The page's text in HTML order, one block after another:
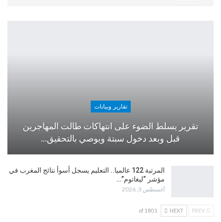
تقارير وبيانات
تقرير يسلط الضوء على انتهاكات طالت المهاجرين
قبل وبعد دخول سبتة ويوصي بالتحقيق…
المرتبة 122 عالميا.. التعليم يسجل أسوأ نتائج المغرب في
مؤشر “ليغاتوم”…
أغسطس 3, 2026
NEXT
1 of 180